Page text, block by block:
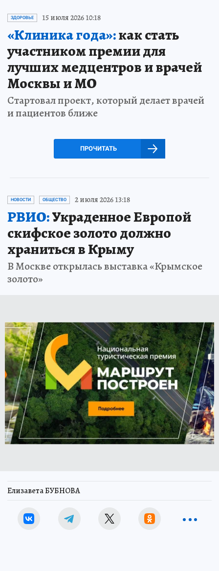
ЗДОРОВЬЕ 15 июля 2026 10:18
«Клиника года»:как стать
участником премии для
лучших медцентров и врачей
Москвы и МО
Стартовал проект, который делает врачей
и пациентов ближе
ПРОЧИТАТЬ
НОВОСТИ ОБЩЕСТВО 2 июля 2026 13:18
РВИО:Украденное Европой
скифское золото должно
храниться в Крыму
В Москве открылась выставка «Крымское
золото»
Елизавета БУБНОВА